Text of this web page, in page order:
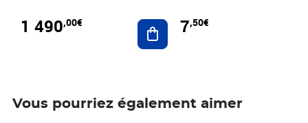
1 490,00€ Ajouter au panier
7,50€
Vous pourriez également aimer